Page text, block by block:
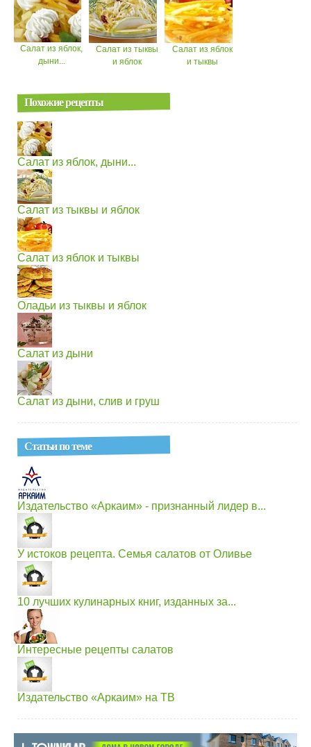
Салат из яблок,
дыни...
Салат из тыквы
и яблок
Салат из яблок
и тыквы
Похожие рецепты
Салат из яблок, дыни...
Салат из тыквы и яблок
Салат из яблок и тыквы
Оладьи из тыквы и яблок
Салат из дыни
Салат из дыни, слив и груш
Статьи по теме
Издательство «Аркаим» - признанный лидер в...
У истоков рецепта. Семья салатов от Оливье
10 лучших кулинарных книг, изданных за...
Интересные рецепты салатов
Издательство «Аркаим» на ТВ